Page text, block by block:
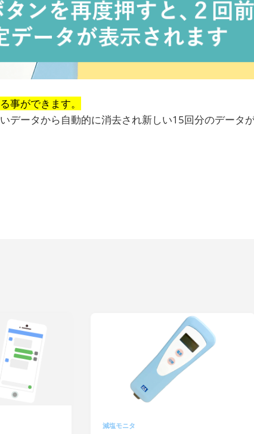
事ができます。
データから自動的に消去され新しい15回分のデータ
減塩モニタ